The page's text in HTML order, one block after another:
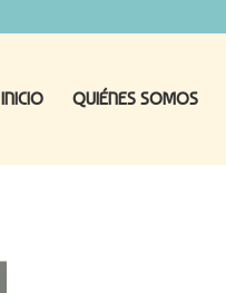
INICIO QUIÉNES SOMOS